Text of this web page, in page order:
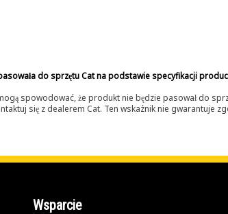
do sprzętu Cat na podstawie specyfikacji
spowodować, że produkt nie będzie pasował do
się z dealerem Cat. Ten wskaźnik nie gwarantuje
Wsparcie